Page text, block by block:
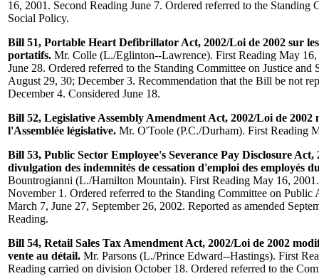
16, 2001. Second Reading June 7. Ordered referred to the Standing
Social Policy.
Bill 51, Portable Heart Defibrillator Act, 2002/Loi de 2002 sur
portatifs. Mr. Colle (L./Eglinton--Lawrence). First Reading May 16,
June 28. Ordered referred to the Standing Committee on Justice and
August 29, 30; December 3. Recommendation that the Bill be not
December 4. Considered June 18.
Bill 52, Legislative Assembly Amendment Act, 2002/Loi de
l'Assemblée législative. Mr. O'Toole (P.C./Durham). First Reading
Bill 53, Public Sector Employee's Severance Pay Disclosure Act,
divulgation des indemnités de cessation d'emploi des employés
Bountrogianni (L./Hamilton Mountain). First Reading May 16,
November 1. Ordered referred to the Standing Committee on Public
March 7, June 27, September 26, 2002. Reported as amended
Reading.
Bill 54, Retail Sales Tax Amendment Act, 2002/Loi de 2002
vente au détail. Mr. Parsons (L./Prince Edward--Hastings). First
Reading carried on division October 18. Ordered referred to the